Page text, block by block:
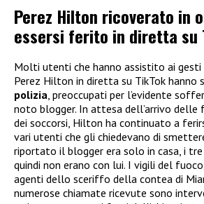
Perez Hilton ricoverato in
essersi ferito in diretta su
Molti utenti che hanno assistito ai gesti
Perez Hilton in diretta su TikTok hanno
polizia, preoccupati per l’evidente
noto blogger. In attesa dell’arrivo delle
dei soccorsi, Hilton ha continuato a
vari utenti che gli chiedevano di
riportato il blogger era solo in casa, i
quindi non erano con lui. I vigili del
agenti dello sceriffo della contea di
numerose chiamate ricevute sono